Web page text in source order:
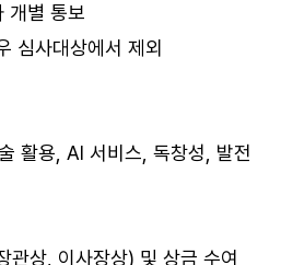
개별 통보
심사대상에서 제외
활용, AI 서비스, 독창성, 발전
상, 이사장상) 및 상금 수여